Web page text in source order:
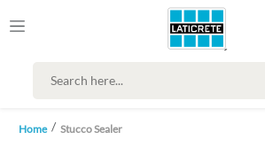
Home Stucco Sealer